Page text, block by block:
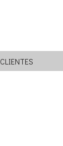
CLIENTES